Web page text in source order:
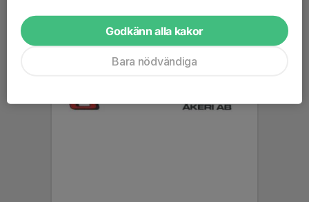
Godkänn alla kakor
Bara nödvändiga